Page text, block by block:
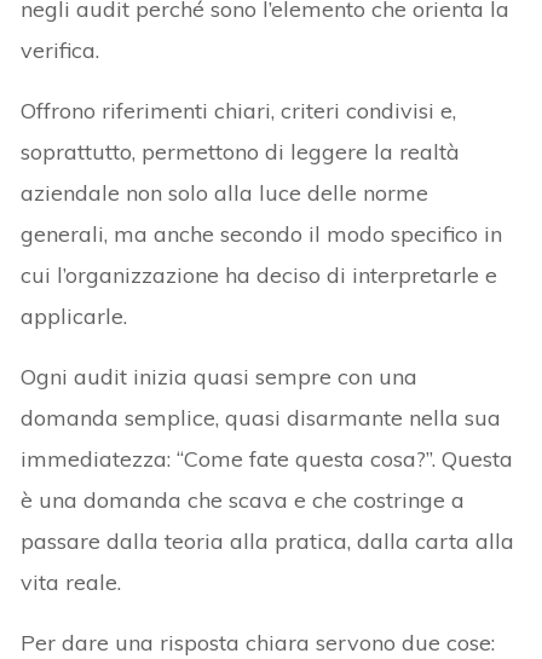
negli audit perché sono l’elemento che orienta la
verifica.
Offrono riferimenti chiari, criteri condivisi e,
soprattutto, permettono di leggere la realtà
aziendale non solo alla luce delle norme
generali, ma anche secondo il modo specifico in
cui l’organizzazione ha deciso di interpretarle e
applicarle.
Ogni audit inizia quasi sempre con una
domanda semplice, quasi disarmante nella sua
immediatezza: “Come fate questa cosa?”. Questa
è una domanda che scava e che costringe a
passare dalla teoria alla pratica, dalla carta alla
vita reale.
Per dare una risposta chiara servono due cose: